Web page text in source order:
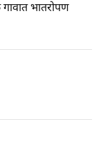
गावात भातरोपण